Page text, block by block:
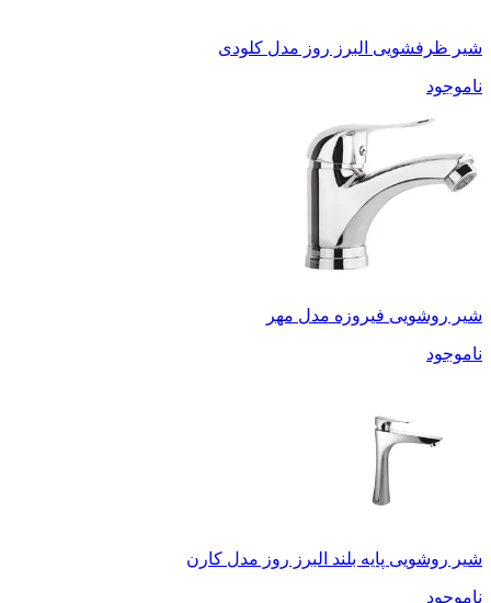
شیر ظرفشویی البرز روز مدل کلودی
ناموجود
شیر روشویی فیروزه مدل مهر
ناموجود
شیر روشویی پایه بلند البرز روز مدل کارن
ناموجود